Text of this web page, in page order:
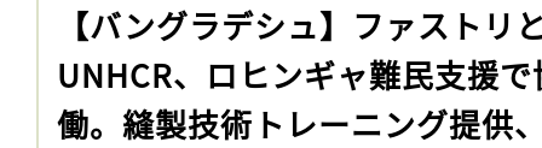
【バングラデシュ】ファストリ
UNHCR、ロヒンギャ難民支援で
働。縫製技術トレーニング提供